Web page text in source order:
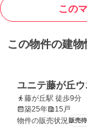
この
この物件の建物
ユニテ藤が丘
藤が丘駅 徒歩9分
築25年
15戸
物件の販売状況販売